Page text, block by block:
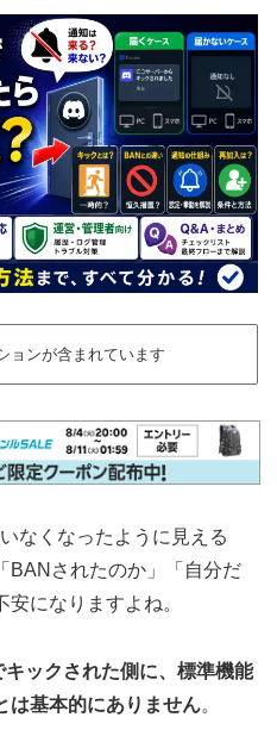
ョンが含まれています
なくなったように見える
BANされたのか」「自分だ
になりますよね。
ックされた側に、標準機能
は基本的にありません。